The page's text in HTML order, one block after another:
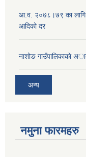
आ‍.व. २०७८।७९ का
आदिको दर
नाशोङ गाउँपालिकाकाे
अन्य
नमुना फारमहरु